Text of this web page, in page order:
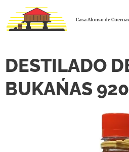
Casa Alonso de
DESTILADO
BUKAŃAS